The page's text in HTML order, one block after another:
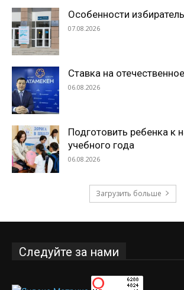
Особенности
07.08.2026
Ставка на
06.08.2026
Подготовить ребенка к
учебного года
06.08.2026
Загрузить больше
Следуйте за нами